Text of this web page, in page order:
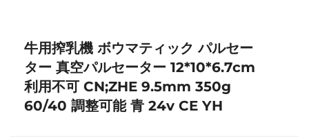
牛用搾乳機 ボウマティック パルセー
ター 真空パルセーター 12*10*6.7cm
利用不可 CN;ZHE 9.5mm 350g
60/40 調整可能 青 24v CE YH